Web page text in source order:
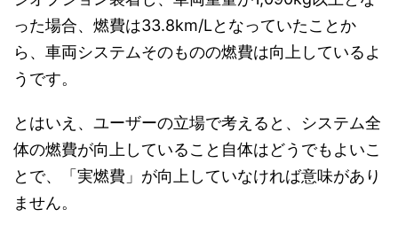
った場合、燃費は33.8km/Lとなっていたことか
ら、車両システムそのものの燃費は向上しているよ
うです。
とはいえ、ユーザーの立場で考えると、システム全
体の燃費が向上していること自体はどうでもよいこ
とで、「実燃費」が向上していなければ意味があり
ません。